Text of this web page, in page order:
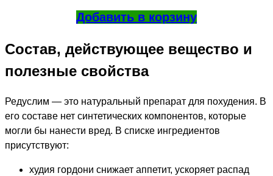
Добавить в корзину
Состав, действующее вещество и
полезные свойства
Редуслим — это натуральный препарат для похудения. В
его составе нет синтетических компонентов, которые
могли бы нанести вред. В списке ингредиентов
присутствуют:
худия гордони снижает аппетит, ускоряет распад